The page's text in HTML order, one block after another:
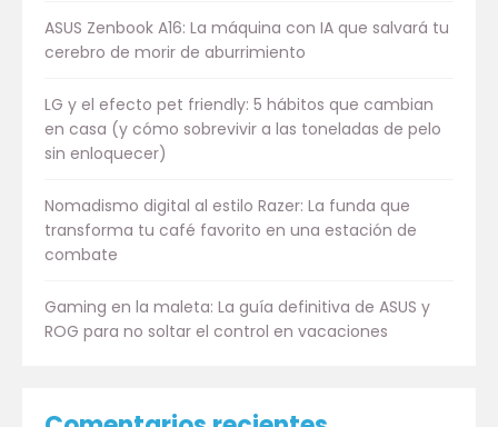
ASUS Zenbook A16: La máquina con IA que salvará tu
cerebro de morir de aburrimiento
LG y el efecto pet friendly: 5 hábitos que cambian
en casa (y cómo sobrevivir a las toneladas de pelo
sin enloquecer)
Nomadismo digital al estilo Razer: La funda que
transforma tu café favorito en una estación de
combate
Gaming en la maleta: La guía definitiva de ASUS y
ROG para no soltar el control en vacaciones